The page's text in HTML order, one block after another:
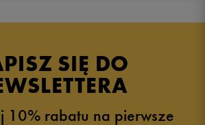
SIĘ DO
10% rabatu na pierwsze